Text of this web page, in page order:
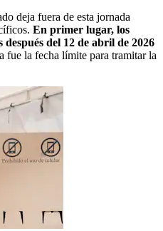
deja fuera de esta jornada
En primer lugar, los
del 12 de abril de 2026
fue la fecha límite para tramitar la